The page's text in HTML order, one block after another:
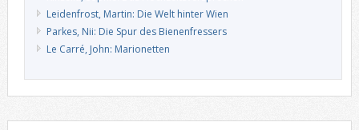
Leidenfrost, Martin: Die Welt hinter Wien
Parkes, Nii: Die Spur des Bienenfressers
Le Carré, John: Marionetten